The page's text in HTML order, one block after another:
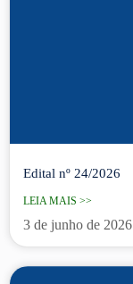
Edital nº 24/2026
LEIA MAIS >>
3 de junho de 2026